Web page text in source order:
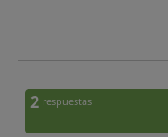
2 respuestas